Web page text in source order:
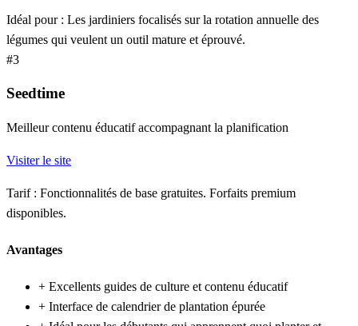
Idéal pour : Les jardiniers focalisés sur la rotation annuelle des
légumes qui veulent un outil mature et éprouvé.
#3
Seedtime
Meilleur contenu éducatif accompagnant la planification
Visiter le site
Tarif : Fonctionnalités de base gratuites. Forfaits premium
disponibles.
Avantages
+ Excellents guides de culture et contenu éducatif
+ Interface de calendrier de plantation épurée